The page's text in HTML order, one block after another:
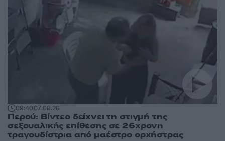
09:4007.08.26
Περού: Βίντεο δείχνει τη στιγμή της
σεξουαλικής επίθεσης σε 26χρονη
τραγουδίστρια από μαέστρο ορχήστρας